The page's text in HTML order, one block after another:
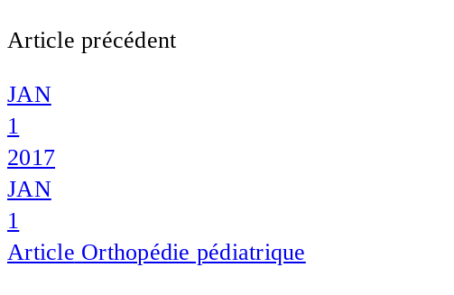
Article précédent
JAN
1
2017
JAN
1
Article Orthopédie pédiatrique